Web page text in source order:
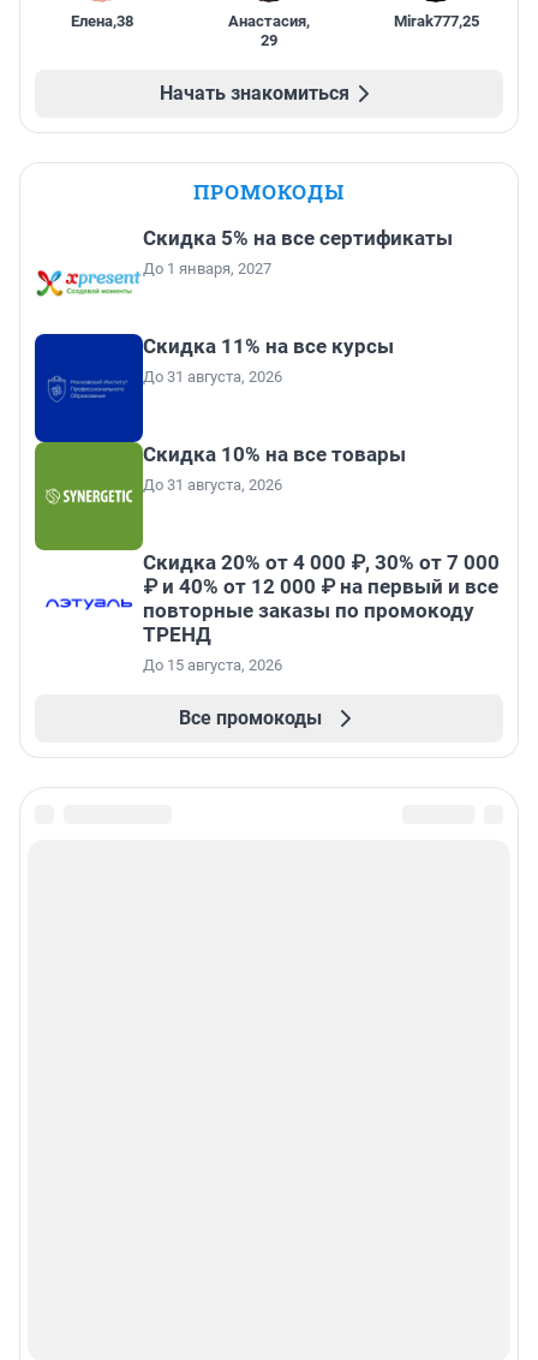
Елена,38 Анастасия,
29
Mirak777,25
Начать знакомиться
ПРОМОКОДЫ
Скидка 5% на все сертификаты
До 1 января, 2027
Скидка 11% на все курсы
До 31 августа, 2026
Скидка 10% на все товары
До 31 августа, 2026
Скидка 20% от 4 000 ₽, 30% от 7 000
₽ и 40% от 12 000 ₽ на первый и все
повторные заказы по промокоду
ТРЕНД
До 15 августа, 2026
Все промокоды